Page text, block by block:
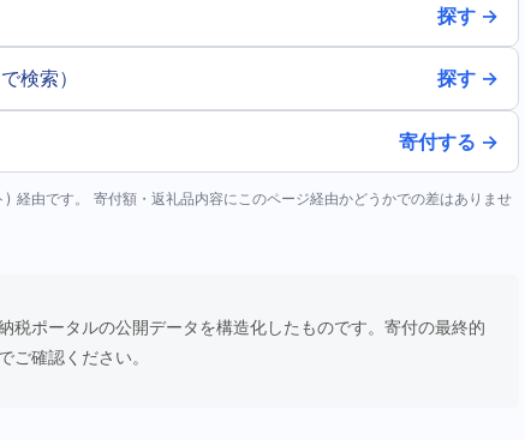
探す →
検索） 探す →
寄付する →
経由です。 寄付額・返礼品内容にこのページ経由かどうかでの差はありませ
税ポータルの公開データを構造化したものです。寄付の最終的
ご確認ください。